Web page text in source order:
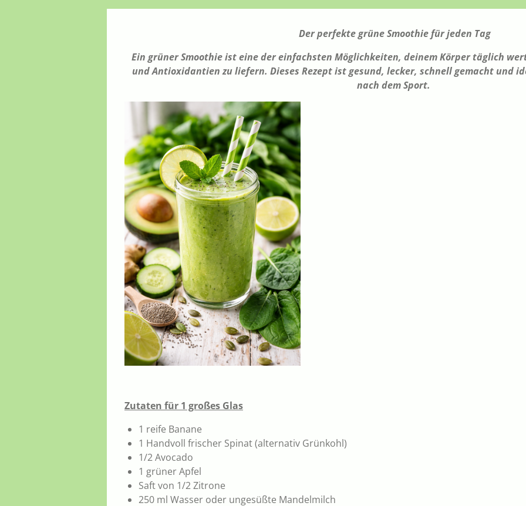
Der perfekte grüne Smoothie für jeden Tag
Ein grüner Smoothie ist eine der einfachsten Möglichkeiten, deinem Körper täglich
und Antioxidantien zu liefern. Dieses Rezept ist gesund, lecker, schnell gemacht und
nach dem Sport.
Zutaten für 1 großes Glas
1 reife Banane
1 Handvoll frischer Spinat (alternativ Grünkohl)
1/2 Avocado
1 grüner Apfel
Saft von 1/2 Zitrone
250 ml Wasser oder ungesüßte Mandelmilch